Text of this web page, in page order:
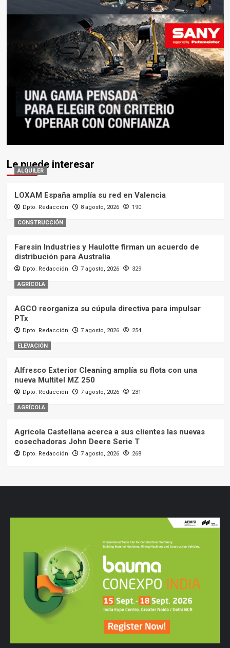
Le puede interesar
ALQUILER
LOXAM España amplía su red en Valencia
Dpto. Redacción 8 agosto, 2026 190
CONSTRUCCIÓN
Faresin Industries y Haulotte firman un acuerdo de
distribución para Australia
Dpto. Redacción 7 agosto, 2026 329
AGRÍCOLA
AGCO reorganiza su cúpula directiva para impulsar
PTx
Dpto. Redacción 7 agosto, 2026 254
ELEVACIÓN
Alfresco Exterior Cleaning amplía su flota con una
nueva Multitel MZ 250
Dpto. Redacción 7 agosto, 2026 231
AGRÍCOLA
Agrícola Castellana acerca a sus clientes las nuevas
cosechadoras John Deere Serie T
Dpto. Redacción 7 agosto, 2026 268